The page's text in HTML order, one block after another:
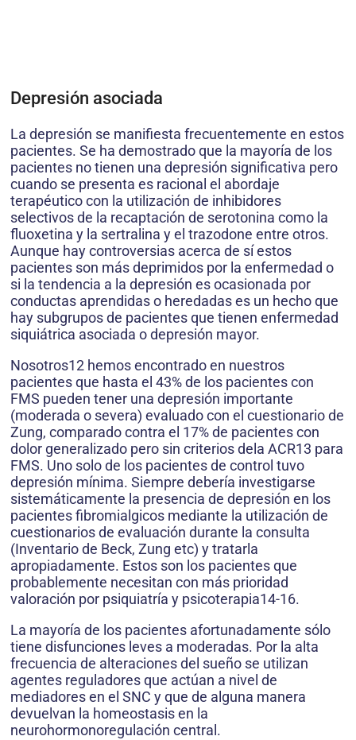
Depresión asociada
La depresión se manifiesta frecuentemente en estos
pacientes. Se ha demostrado que la mayoría de los
pacientes no tienen una depresión significativa pero
cuando se presenta es racional el abordaje
terapéutico con la utilización de inhibidores
selectivos de la recaptación de serotonina como la
fluoxetina y la sertralina y el trazodone entre otros.
Aunque hay controversias acerca de sí estos
pacientes son más deprimidos por la enfermedad o
si la tendencia a la depresión es ocasionada por
conductas aprendidas o heredadas es un hecho que
hay subgrupos de pacientes que tienen enfermedad
siquiátrica asociada o depresión mayor.
Nosotros12 hemos encontrado en nuestros
pacientes que hasta el 43% de los pacientes con
FMS pueden tener una depresión importante
(moderada o severa) evaluado con el cuestionario de
Zung, comparado contra el 17% de pacientes con
dolor generalizado pero sin criterios dela ACR13 para
FMS. Uno solo de los pacientes de control tuvo
depresión mínima. Siempre debería investigarse
sistemáticamente la presencia de depresión en los
pacientes fibromialgicos mediante la utilización de
cuestionarios de evaluación durante la consulta
(Inventario de Beck, Zung etc) y tratarla
apropiadamente. Estos son los pacientes que
probablemente necesitan con más prioridad
valoración por psiquiatría y psicoterapia14-16.
La mayoría de los pacientes afortunadamente sólo
tiene disfunciones leves a moderadas. Por la alta
frecuencia de alteraciones del sueño se utilizan
agentes reguladores que actúan a nivel de
mediadores en el SNC y que de alguna manera
devuelvan la homeostasis en la
neurohormonoregulación central.